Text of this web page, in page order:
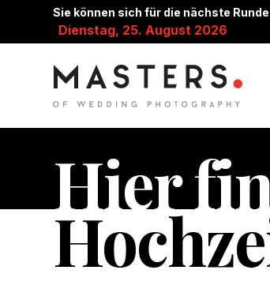
Sie können sich für die nächste
Dienstag, 25. August 2026
Hier